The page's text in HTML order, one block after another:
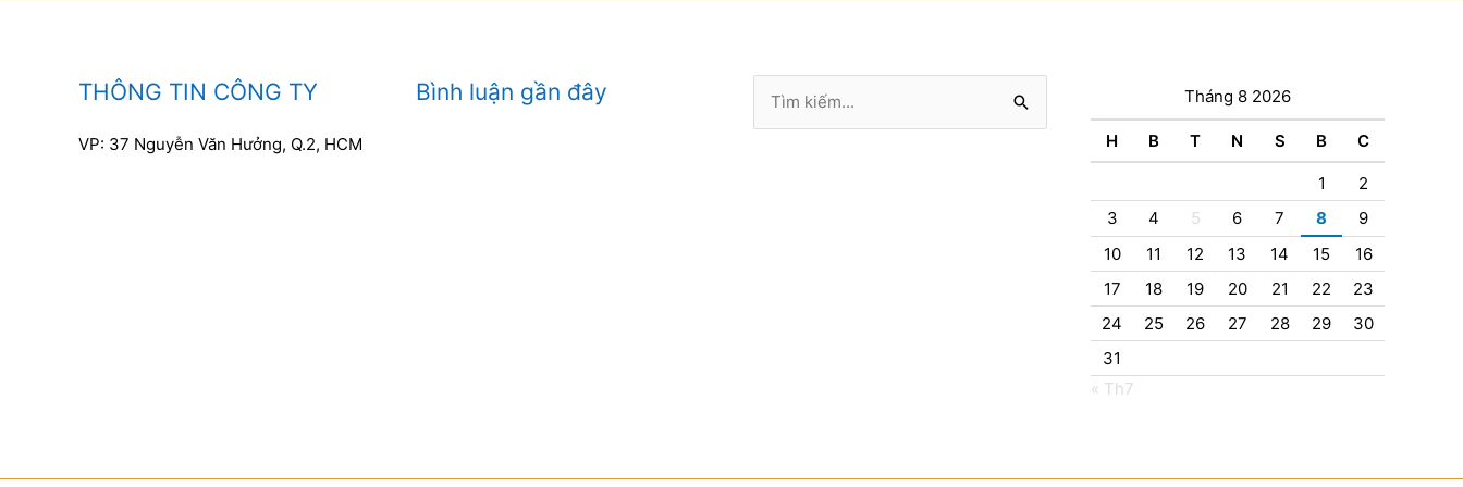
THÔNG TIN CÔNG TY
VP: 37 Nguyễn Văn Hưởng, Q.2, HCM
Bình luận gần đây
kiếm:
Tháng 8 2026
H B T N S B C
1
2
3
4 5 6 7 8
9
10
11 12 13 14 15
16
17
18 19 20 21 22
23
24
25 26 27 28 29
30
31
« Th7